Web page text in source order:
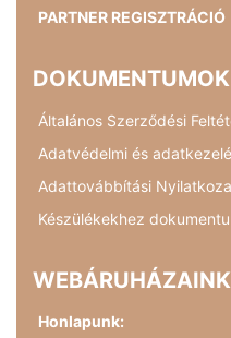
PARTNER REGISZTRÁCIÓ
DOKUMENTUMOK
Általános Szerződési
Adatvédelmi és
Adattovábbítási
Készülékekhez
WEBÁRUHÁZAINK
Honlapunk: